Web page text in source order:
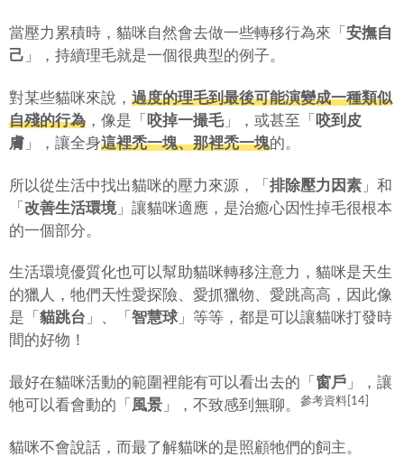
當壓力累積時，貓咪自然會去做一些轉移行為來「 安撫自
己 」，持續理毛就是一個很典型的例子。
對某些貓咪來說， 過度的理毛到最後可能演變成一種類似
自殘的行為 ，像是「 咬掉一撮毛」，或甚至「 咬到皮
膚 」，讓全身這裡禿一塊、那裡禿一塊的。
所以從生活中找出貓咪的壓力來源，「 排除壓力因素 」和
「 改善生活環境」讓貓咪適應，是治癒心因性掉毛很根本
的一個部分。
生活環境優質化也可以幫助貓咪轉移注意力，貓咪是天生
的獵人，牠們天性愛探險、愛抓獵物、愛跳高高，因此像
是「 貓跳台 」、「 智慧球」等等，都是可以讓貓咪打發時
間的好物！
最好在貓咪活動的範圍裡能有可以看出去的「 窗戶 」，讓
牠可以看會動的「 風景 」，不致感到無聊。 參考資料[14]
貓咪不會說話，而最了解貓咪的是照顧牠們的飼主。